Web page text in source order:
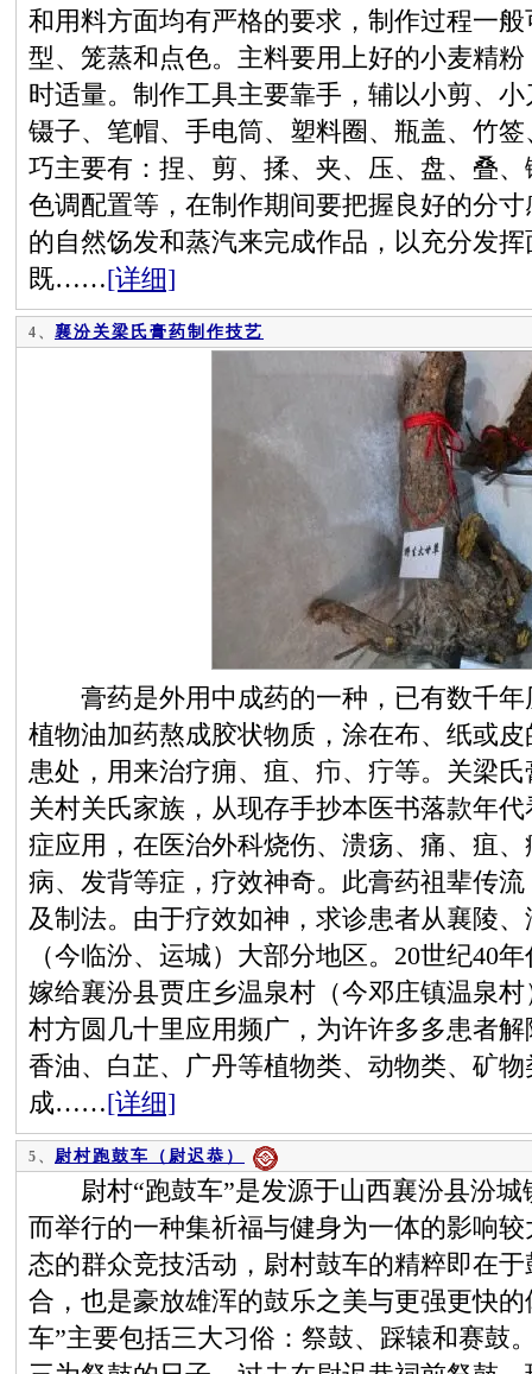
和用料方面均有严格的要求，制作过程一
型、笼蒸和点色。主料要用上好的小麦精
时适量。制作工具主要靠手，辅以小剪、
镊子、笔帽、手电筒、塑料圈、瓶盖、竹
巧主要有：捏、剪、揉、夹、压、盘、叠
色调配置等，在制作期间要把握良好的分
的自然饧发和蒸汽来完成作品，以充分发
既……[详细]
4、 襄汾关梁氏膏药制作技艺
膏药是外用中成药的一种，已有数千年
植物油加药熬成胶状物质，涂在布、纸或
患处，用来治疗痈、疽、疖、疔等。关梁
关村关氏家族，从现存手抄本医书落款年
症应用，在医治外科烧伤、溃疡、痛、疽
病、发背等症，疗效神奇。此膏药祖辈传
及制法。由于疗效如神，求诊患者从襄陵
（今临汾、运城）大部分地区。20世纪40
嫁给襄汾县贾庄乡温泉村（今邓庄镇温泉
村方圆几十里应用频广，为许许多多患者
香油、白芷、广丹等植物类、动物类、矿
成……[详细]
5、 尉村跑鼓车（尉迟恭）
尉村“跑鼓车”是发源于山西襄汾县汾城
而举行的一种集祈福与健身为一体的影响
态的群众竞技活动，尉村鼓车的精粹即在
合，也是豪放雄浑的鼓乐之美与更强更快
车”主要包括三大习俗：祭鼓、踩辕和赛鼓